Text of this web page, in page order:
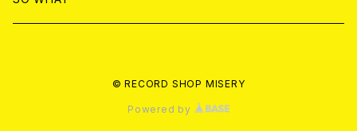
© RECORD SHOP MISERY
Powered by